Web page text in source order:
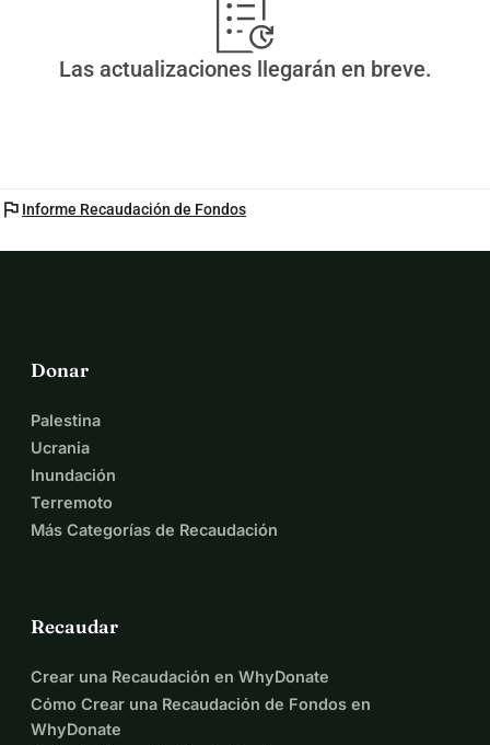
Las actualizaciones llegarán en breve.
flag Informe Recaudación de Fondos
Donar
Palestina
Ucrania
Inundación
Terremoto
Más Categorías de Recaudación
Recaudar
Crear una Recaudación en WhyDonate
Cómo Crear una Recaudación de Fondos en
WhyDonate